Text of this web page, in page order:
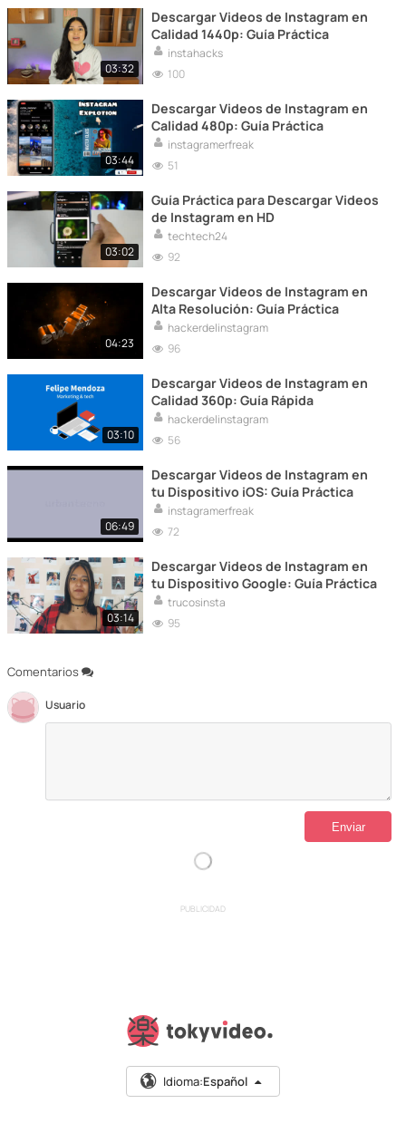
Comentarios
Usuario
03:32
Descargar Videos de Instagram en
Calidad 1440p: Guía Práctica
instahacks
100
03:44
Descargar Videos de Instagram en
Calidad 480p: Guía Práctica
instagramerfreak
51
03:02
Guía Práctica para Descargar Videos
de Instagram en HD
techtech24
92
04:23
Descargar Videos de Instagram en
Alta Resolución: Guía Práctica
hackerdelinstagram
96
03:10
Descargar Videos de Instagram en
Calidad 360p: Guía Rápida
hackerdelinstagram
56
06:49
Descargar Videos de Instagram en
tu Dispositivo iOS: Guía Práctica
instagramerfreak
72
03:14
Descargar Videos de Instagram en
tu Dispositivo Google: Guía Práctica
trucosinsta
95
PUBLICIDAD
Idioma:Español